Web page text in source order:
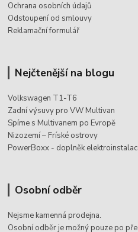
Ochrana osobních údajů
Odstoupení od smlouvy
Reklamační formulář
Nejčtenější na blogu
Volkswagen T1-T6
Zadní výsuvy pro VW Multivan
Spíme s Multivanem po Evropě
Nizozemí – Fríské ostrovy
PowerBoxx - doplněk
Osobní odběr
Nejsme kamenná prodejna.
Osobní odběr je možný pouze po